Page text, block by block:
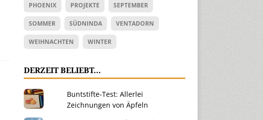
PHOENIX PROJEKTE SEPTEMBER
SOMMER SÜDNINDA VENTADORN
WEIHNACHTEN WINTER
DERZEIT BELIEBT…
Buntstifte-Test: Allerlei
Zeichnungen von Äpfeln